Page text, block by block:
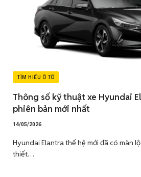
TÌM HIỂU Ô TÔ
Thông số kỹ thuật xe Hyundai
phiên bản mới nhất
14/05/2026
Hyundai Elantra thế hệ mới đã có màn
thiết…